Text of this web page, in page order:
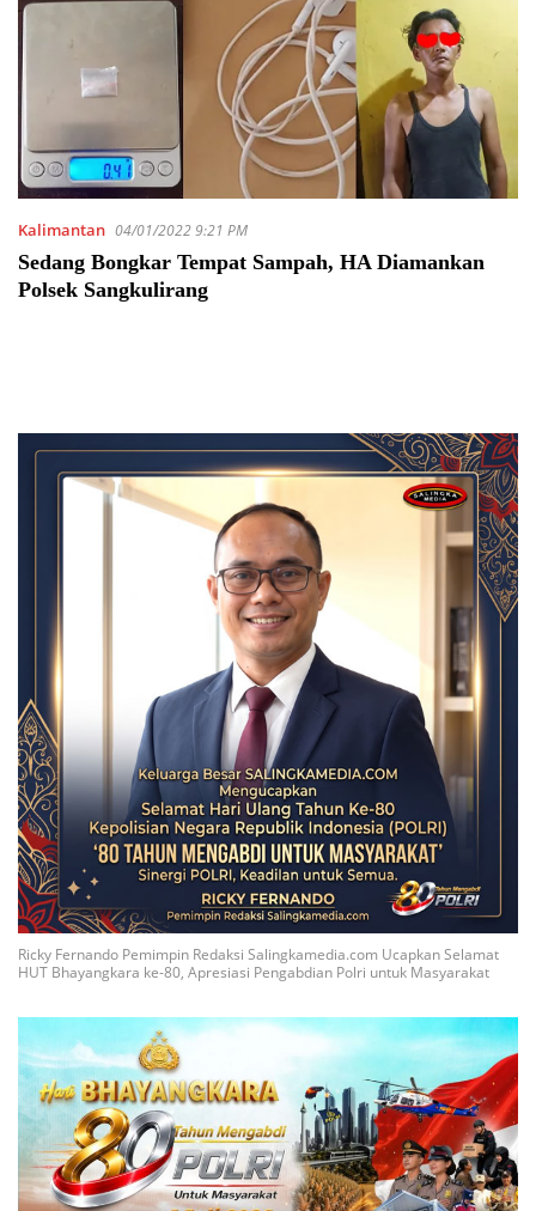
Kalimantan 04/01/2022 9:21 PM
Sedang Bongkar Tempat Sampah, HA Diamankan
Polsek Sangkulirang
Ricky Fernando Pemimpin Redaksi Salingkamedia.com Ucapkan Selamat
HUT Bhayangkara ke-80, Apresiasi Pengabdian Polri untuk Masyarakat